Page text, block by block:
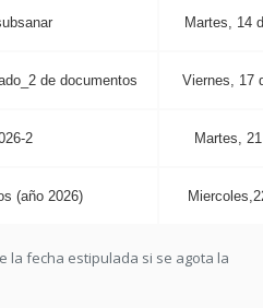
Martes, 14
de documentos Viernes, 17
2 Martes,
(año 2026)
la fecha estipulada si se agota la